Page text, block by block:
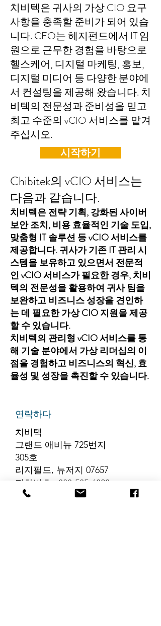
치비텍은 귀사의 가상 CIO 요구
사항을 충족할 준비가 되어 있습
니다. CEO는 헤지펀드에서 IT 임
원으로 근무한 경험을 바탕으로
헬스케어, 디지털 마케팅, 홍보,
디지털 미디어 등 다양한 분야에
서 컨설팅을 제공해 왔습니다. 치
비텍의 전문성과 준비성을 믿고
최고 수준의 vCIO 서비스를 맡겨
주십시오.
시작하기
Chibitek의 vCIO 서비스는
다음과 같습니다.
치비텍은 전략 기획, 강화된 사이버
보안 조치, 비용 효율적인 기술 도입,
맞춤형 IT 솔루션 등 vCIO 서비스를
제공합니다. 귀사가 기존 IT 관리 시
스템을 보유하고 있으면서 전문적
인 vCIO 서비스가 필요한 경우, 치비
텍의 전문성을 활용하여 귀사 팀을
보완하고 비즈니스 성장을 견인하
는 데 필요한 가상 CIO 지원을 제공
할 수 있습니다.
치비텍의 관리형 vCIO 서비스를 통
해 기술 분야에서 가상 리더십의 이
점을 경험하고 비즈니스의 혁신, 효
율성 및 성장을 촉진할 수 있습니다.
연락하다
치비텍
그랜드 애비뉴 725번지
305호
리지필드, 뉴저지 07657
전화번호 888-585-6823
이메일 hello@chibitek.com